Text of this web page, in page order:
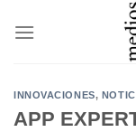
INNOVACIONES,
APP